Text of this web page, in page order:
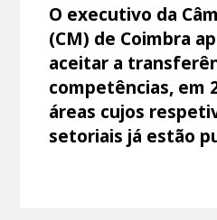
O executivo da
(CM) de Coimbra
aceitar a
competências, em
áreas cujos
setoriais já estão